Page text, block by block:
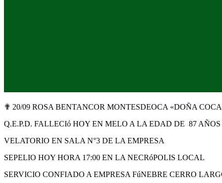
✟ 20/09 ROSA BENTANCOR MONTESDEOCA «DOÑA
Q.E.P.D. FALLECIó HOY EN MELO A LA EDAD DE 87 AÑOS
VELATORIO EN SALA N°3 DE LA EMPRESA
SEPELIO HOY HORA 17:00 EN LA NECRóPOLIS LOCAL
SERVICIO CONFIADO A EMPRESA FúNEBRE CERRO